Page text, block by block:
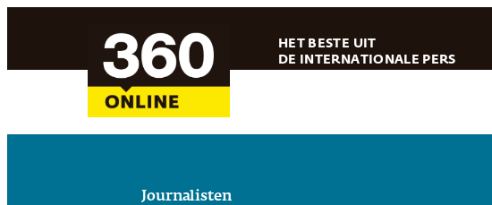
HET BESTE UIT
DE INTERNATIONALE PERS
Journalisten